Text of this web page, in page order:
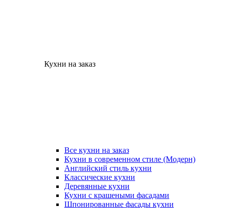
Кухни на заказ
Все кухни на заказ
Кухни в современном стиле (Модерн)
Английский стиль кухни
Классические кухни
Деревянные кухни
Кухни с крашеными фасадами
Шпонированные фасады кухни